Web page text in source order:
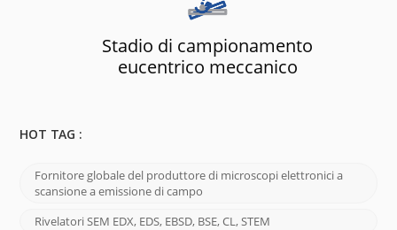
Stadio di campionamento
eucentrico meccanico
HOT TAG :
Fornitore globale del produttore di microscopi elettronici a
scansione a emissione di campo
Rivelatori SEM EDX, EDS, EBSD, BSE, CL, STEM